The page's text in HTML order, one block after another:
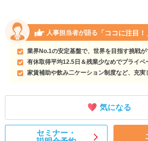
人事担当者が語る 「ココに注目！
業界No.1の安定基盤で、世界を目指す挑戦が
有休取得平均12.5日＆残業少なめでプライベ
家賃補助や飲み二ケーション制度など、充実
気になる
セミナー・